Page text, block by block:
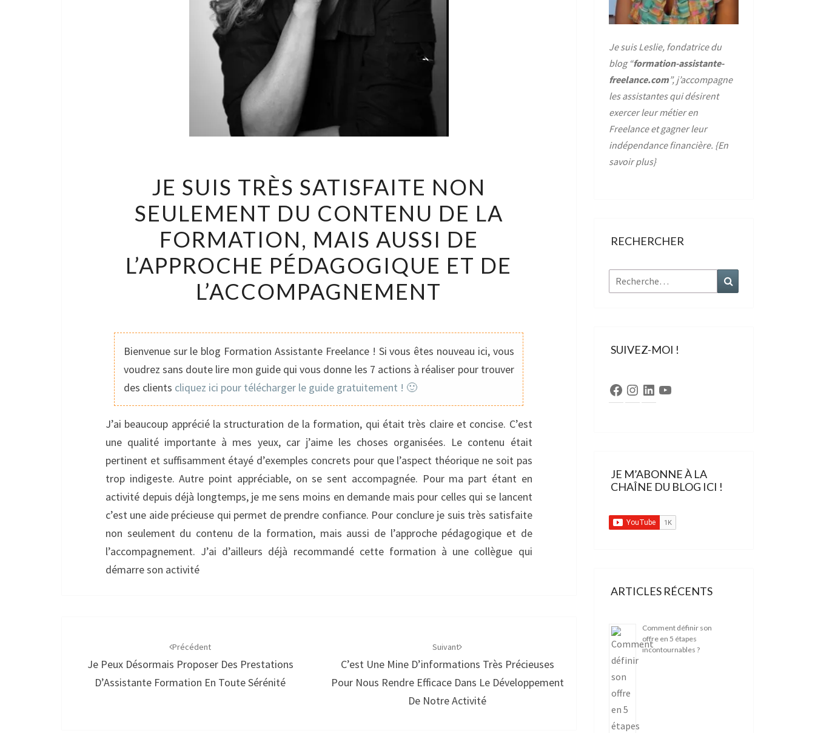
SUIS
TRÈS
SATISFAITE
NON
SEULEMENT
CONTENU
LA
FORMATION,
MAIS
AUSSI
DE
L’APPROCHE
PÉDAGOGIQUE
ET
DE
L’ACCOMPAGNEMENT
JE SUIS TRÈS SATISFAITE NON
SEULEMENT DU CONTENU DE LA
FORMATION, MAIS AUSSI DE
L’APPROCHE PÉDAGOGIQUE ET DE
L’ACCOMPAGNEMENT
Bienvenue sur le blog Formation Assistante Freelance ! Si vous êtes nouveau ici, vous
voudrez sans doute lire mon guide qui vous donne les 7 actions à réaliser pour trouver
des clients cliquez ici pour télécharger le guide gratuitement ! 🙂
J’ai beaucoup apprécié la structuration de la formation, qui était très claire et concise. C’est
une qualité importante à mes yeux, car j’aime les choses organisées. Le contenu était
pertinent et suffisamment étayé d’exemples concrets pour que l’aspect théorique ne soit pas
trop indigeste. Autre point appréciable, on se sent accompagnée. Pour ma part étant en
activité depuis déjà longtemps, je me sens moins en demande mais pour celles qui se lancent
c’est une aide précieuse qui permet de prendre confiance. Pour conclure je suis très satisfaite
non seulement du contenu de la formation, mais aussi de l’approche pédagogique et de
l’accompagnement. J’ai d’ailleurs déjà recommandé cette formation à une collègue qui
démarre son activité
Précédent
Je Peux Désormais Proposer Des Prestations
D’Assistante Formation En Toute Sérénité
Suivant
C’est Une Mine D’informations Très Précieuses
Pour Nous Rendre Efficace Dans Le Développement
De Notre Activité
Je suis Leslie, fondatrice du
blog “formation-assistante-
freelance.com”, j’accompagne
les assistantes qui désirent
exercer leur métier en
Freelance et gagner leur
indépendance financière. {En
savoir plus}
RECHERCHER
Rechercher :
SUIVEZ-MOI !
Facebook
Instagram
LinkedInYouTube
JE M’ABONNE À LA
CHAÎNE DU BLOG ICI !
ARTICLES RÉCENTS
Comment définir son
offre en 5 étapes
incontournables ?